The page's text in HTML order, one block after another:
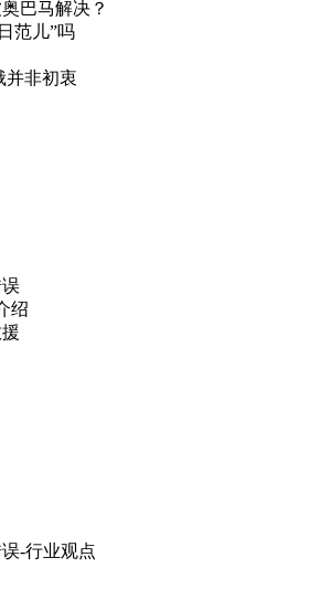
巴马解决？
范儿”吗
并非初衷
绍
-行业观点